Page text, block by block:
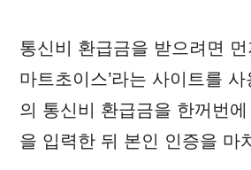
통신비 환급금을 받으려면
마트초이스’라는 사이트를
의 통신비 환급금을 한꺼번
을 입력한 뒤 본인 인증을 마